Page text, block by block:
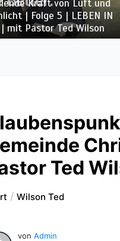
Leben | Folge 4 |
IN FÜLLE | mit Pastor
Ted
Wilson Ted
von Admin